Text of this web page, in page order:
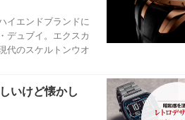
イエンドブランドに
デュブイ。エクスカ
代のスケルトンウオ
いけど懐かし